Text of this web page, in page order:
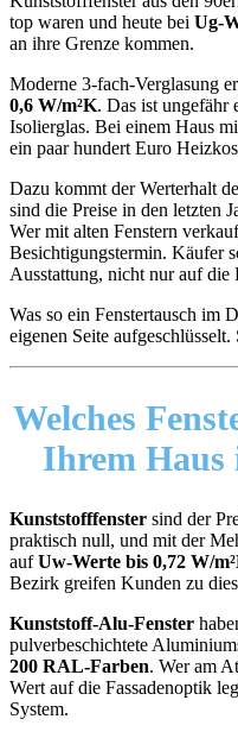
top waren und heute bei Ug-
an ihre Grenze kommen.
Moderne 3-fach-Verglasung
0,6 W/m²K. Das ist ungefähr
Isolierglas. Bei einem Haus
ein paar hundert Euro
Dazu kommt der Werterhalt
sind die Preise in den letzten
Wer mit alten Fenstern
Besichtigungstermin. Käufer
Ausstattung, nicht nur auf die
Was so ein Fenstertausch im
eigenen Seite aufgeschlüsselt.
Welches
Ihrem
Kunststofffenster sind der
praktisch null, und mit der
aufUw-Werte bis 0,72 W/
Bezirk greifen Kunden zu
Kunststoff-Alu-Fenster
pulverbeschichtete
200 RAL-Farben. Wer am
Wert auf die Fassadenoptik
System.